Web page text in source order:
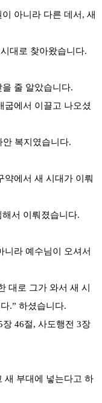
아니라 다른 데서, 새
대로 찾아왔습니다.
줄 알았습니다.
굽에서 이끌고 나오셨
복지였습니다.
약에서 새 시대가 이뤄
서 이뤄졌습니다.
니라 예수님이 오셔서
대로 그가 와서 새 시
.” 하셨습니다.
46절, 사도행전 3장
새 부대에 넣는다고 하